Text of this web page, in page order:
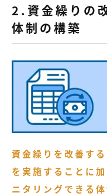
無料お役立ち資料
経営セミナー
2.資金繰りの
体制の構築
資金繰りを改善す
を実施することに
ニタリングできる